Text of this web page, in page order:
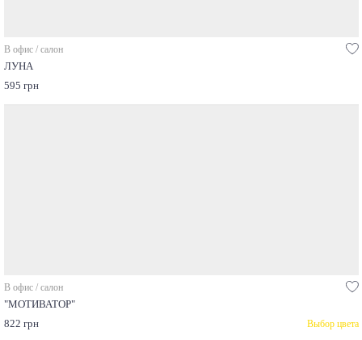
В офис / салон
ЛУНА
595 грн
В офис / салон
"МОТИВАТОР"
822 грн
Выбор цвета